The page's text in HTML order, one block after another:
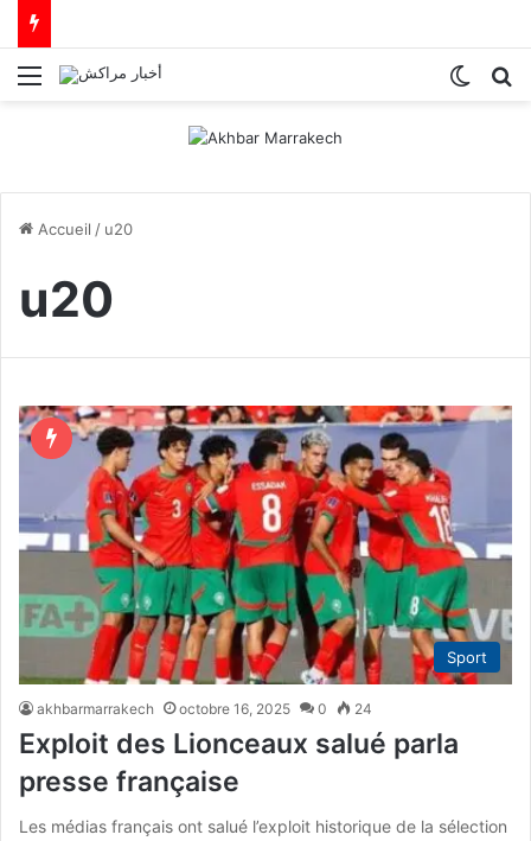
Menu
Accueil / u20
u20
Sport
akhbarmarrakech octobre 16, 2025 0 24
Exploit des Lionceaux salué parla
presse française
Les médias français ont salué l’exploit historique de la sélection